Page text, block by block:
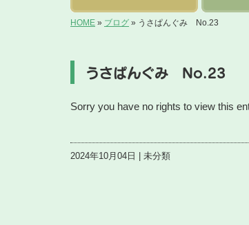
HOME » ブログ » うさぱんぐみ No.23
うさぱんぐみ No.23
Sorry you have no rights to view this
2024年10月04日 | 未分類